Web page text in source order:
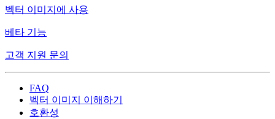
벡터 이미지에 사용
베타 기능
고객 지원 문의
FAQ
벡터 이미지 이해하기
호환성